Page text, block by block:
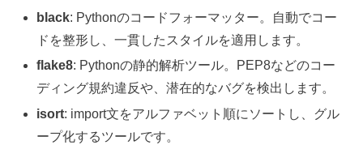
black: Pythonのコードフォーマッター。自動でコー
ドを整形し、一貫したスタイルを適用します。
flake8: Pythonの静的解析ツール。PEP8などのコー
ディング規約違反や、潜在的なバグを検出します。
isort: import文をアルファベット順にソートし、グル
ープ化するツールです。